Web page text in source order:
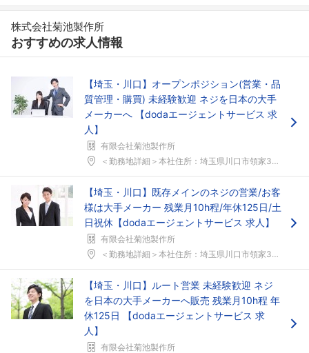
フォローしました
こちらの企業もフォローしませんか？
株式会社菊池製作所
おすすめの求人情報
【埼玉・川口】オープンポジション(営業・品
質管理・購買) 未経験歓迎 ネジを日本の大手
メーカーへ 【dodaエージェントサービス 求
人】
有限会社菊池製作所
＜勤務地詳細＞本社住所：埼玉県川口市領家3-4-2...
【埼玉・川口】既存メインのネジの営業/お客
様は大手メーカー 残業月10h程/年休125日/土
日祝休【dodaエージェントサービス 求人】
有限会社菊池製作所
＜勤務地詳細＞本社住所：埼玉県川口市領家3-4-2...
【埼玉・川口】ルート営業 未経験歓迎 ネジ
を日本の大手メーカーへ販売 残業月10h程 年
休125日 【dodaエージェントサービス 求
人】
有限会社菊池製作所